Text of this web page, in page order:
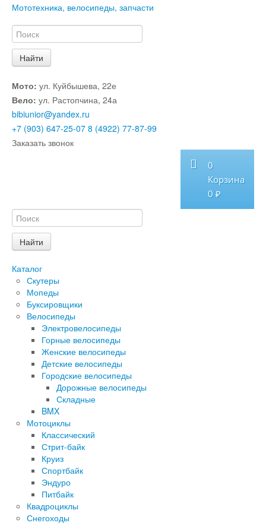
Мототехника, велосипеды, запчасти
Мото: ул. Куйбышева, 22е
Вело: ул. Растопчина, 24а
bibiunior@yandex.ru
+7 (903) 647-25-07 8 (4922) 77-87-99
Заказать звонок
0
Корзина
0 ₽
Каталог
Скутеры
Мопеды
Буксировщики
Велосипеды
Электровелосипеды
Горные велосипеды
Женские велосипеды
Детские велосипеды
Городские велосипеды
Дорожные велосипеды
Складные
BMX
Мотоциклы
Классический
Стрит-байк
Круиз
Спортбайк
Эндуро
Питбайк
Квадроциклы
Снегоходы